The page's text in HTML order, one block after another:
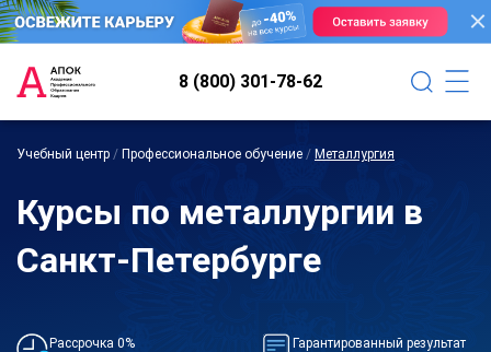
8 (800) 301-78-62
Учебный центр / Профессиональное обучение / Металлургия
Курсы по металлургии в
Санкт-Петербурге
Рассрочка 0% Гарантированный результат